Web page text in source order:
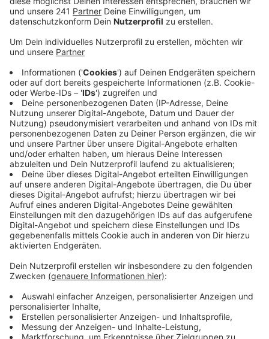
Veröffentlicht: Montag, 15.12.2025 16:41
Anzeige
Wer am Wochenende aus dem Kreis Euskirchen oder
Bonn nach Köln zum Shoppen oder auf die
Weihnachtsmärkte gefahren ist, hat die
Menschenmassen bemerkt. Trotz des Andrangs
berichten 80 Prozent der Einzelhändler von geringeren
oder gleichen Umsätzen im Vergleich zum Vorjahr.
Auch die Händler im Kreis Euskirchen und Bonn sind
bisher enttäuscht vom Weihnachtsgeschäft. Der
Einzelhandelsverband sieht jedoch Hoffnung in den
letzten Tagen vor Weihnachten, da viele Kunden ihre
Geschenke kurzfristig kaufen.
Im Gegensatz zu den Einzelhändlern zeigen sich die
Betreiber der Weihnachtsmärkte in der Region
zufrieden. Die Märkte seien gut besucht, und auch die
Geschäfte liefen erfolgreich, heißt es.
Anzeige